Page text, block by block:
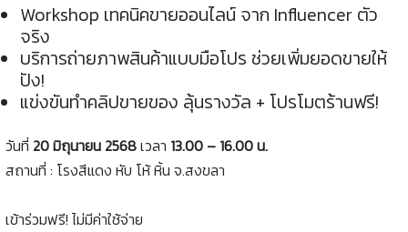
Workshop เทคนิคขายออนไลน์ จาก Influencer ตัว
จริง
บริการถ่ายภาพสินค้าแบบมือโปร ช่วยเพิ่มยอดขายให้
ปัง!
แข่งขันทำคลิปขายของ ลุ้นรางวัล + โปรโมตร้านฟรี!
วันที่ 20 มิถุนายน 2568เวลา 13.00 – 16.00 น.
สถานที่ : โรงสีแดง หับ โห้ หิ้น จ.สงขลา
เข้าร่วมฟรี! ไม่มีค่าใช้จ่าย